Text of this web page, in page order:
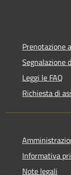
Prenotazione
Segnalazione
Leggi le FAQ
Richiesta di
Informativa
Note legali